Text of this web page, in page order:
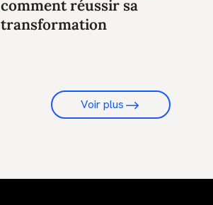
comment réussir sa
transformation
Voir plus